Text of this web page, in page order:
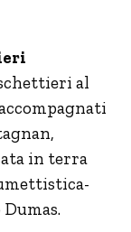
al
in terra